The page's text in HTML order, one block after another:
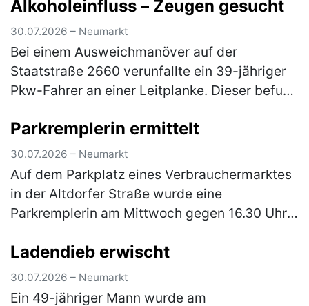
Alkoholeinfluss – Zeugen gesucht
30.07.2026 – Neumarkt
Bei einem Ausweichmanöver auf der
Staatstraße 2660 verunfallte ein 39-jähriger
Pkw-Fahrer an einer Leitplanke. Dieser befuhr
Fahrtrichtung Deining als ihm ei…
Parkremplerin ermittelt
30.07.2026 – Neumarkt
Auf dem Parkplatz eines Verbrauchermarktes
in der Altdorfer Straße wurde eine
Parkremplerin am Mittwoch gegen 16.30 Uhr
ermittelt. Diese hatte beim Einparken den P…
(mehr)
Ladendieb erwischt
30.07.2026 – Neumarkt
Ein 49-jähriger Mann wurde am